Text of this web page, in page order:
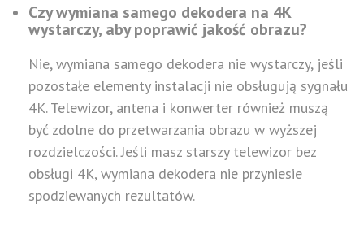
Czy wymiana samego dekodera na 4K
wystarczy, aby poprawić jakość obrazu?
Nie, wymiana samego dekodera nie wystarczy, jeśli
pozostałe elementy instalacji nie obsługują sygnału
4K. Telewizor, antena i konwerter również muszą
być zdolne do przetwarzania obrazu w wyższej
rozdzielczości. Jeśli masz starszy telewizor bez
obsługi 4K, wymiana dekodera nie przyniesie
spodziewanych rezultatów.